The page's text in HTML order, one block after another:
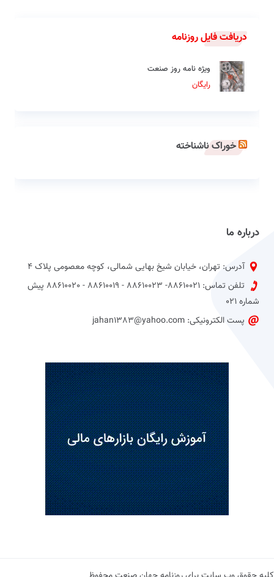
دریافت فایل روزنامه
ویژه نامه روز صنعت
رایگان
خوراک ناشناخته
درباره ما
آدرس: تهران، خیابان شیخ بهایی شمالی، کوچه معصومی پلاک 4
تلفن تماس: 88610021- 88610023 - 88610019 - 88610020 پیش
شماره 021
پست الکترونیکی: jahan1383@yahoo.com